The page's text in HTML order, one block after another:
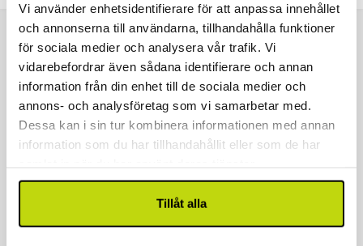
Vi använder enhetsidentifierare för att anpassa innehållet
och annonserna till användarna, tillhandahålla funktioner
för sociala medier och analysera vår trafik. Vi
vidarebefordrar även sådana identifierare och annan
information från din enhet till de sociala medier och
annons- och analysföretag som vi samarbetar med.
Dessa kan i sin tur kombinera informationen med annan
information som du har tillhandahållit eller som de har
Tillåt alla
Kontakta oss
040 611 6130
kontakt@risskov.se
Våra öppetider är:
Måndag - Fredag: 9 - 17
Follow us on social media